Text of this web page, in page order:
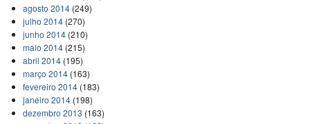
agosto 2014(249)
julho 2014(270)
junho 2014(210)
maio 2014(215)
abril 2014(195)
março 2014(163)
fevereiro 2014(183)
janeiro 2014(198)
dezembro 2013 (163)